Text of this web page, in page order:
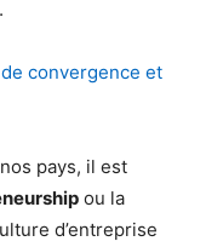
convergence et
pays, il est
ou la
d’entreprise